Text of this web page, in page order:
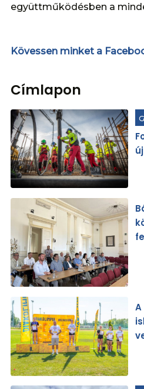
együttműködésben a
Kövessen minket a
Címlapon
A